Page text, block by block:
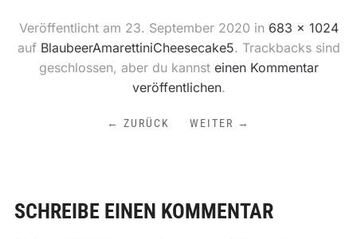
Veröffentlicht am 23. September 2020 in 683 × 1024
auf BlaubeerAmarettiniCheesecake5. Trackbacks sind
geschlossen, aber du kannst einen Kommentar
veröffentlichen.
← ZURÜCK WEITER →
SCHREIBE EINEN KOMMENTAR